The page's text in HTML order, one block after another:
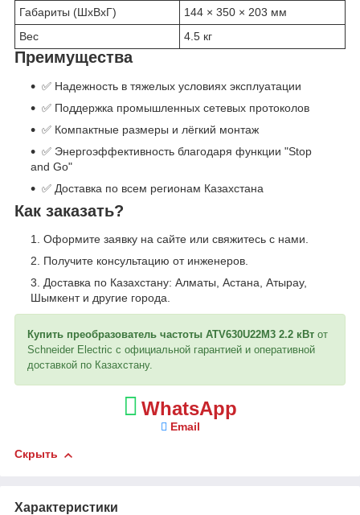
Габариты (ШхВхГ)
144 × 350 × 203 мм
Вес
4.5 кг
Преимущества
✅ Надежность в тяжелых условиях эксплуатации
✅ Поддержка промышленных сетевых протоколов
✅ Компактные размеры и лёгкий монтаж
✅ Энергоэффективность благодаря функции "Stop
and Go"
✅ Доставка по всем регионам Казахстана
Как заказать?
Оформите заявку на сайте или свяжитесь с нами.
Получите консультацию от инженеров.
Доставка по Казахстану: Алматы, Астана, Атырау,
Шымкент и другие города.
Купить преобразователь частоты ATV630U22M3 2.2 кВт от
Schneider Electric с официальной гарантией и оперативной
доставкой по Казахстану.
WhatsApp
Email
Скрыть
Характеристики